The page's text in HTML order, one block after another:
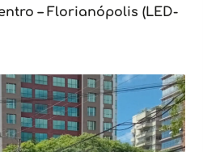
– Florianópolis (LED-